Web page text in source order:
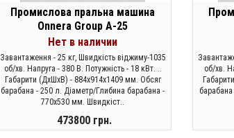
Промислова пральна машина
Onnera Group A-25
Нет в наличии
Завантаження - 25 кг, Швидкість віджиму-1035
об/хв. Напруга - 380 В. Потужність - 18 кВт. ..
Габарити (ДхШхВ) - 884х914х1409 мм. Обсяг
барабана - 250 л. Діаметр/Глибина барабана -
770х530 мм. Швидкіст..
473800 грн.
об/хв.